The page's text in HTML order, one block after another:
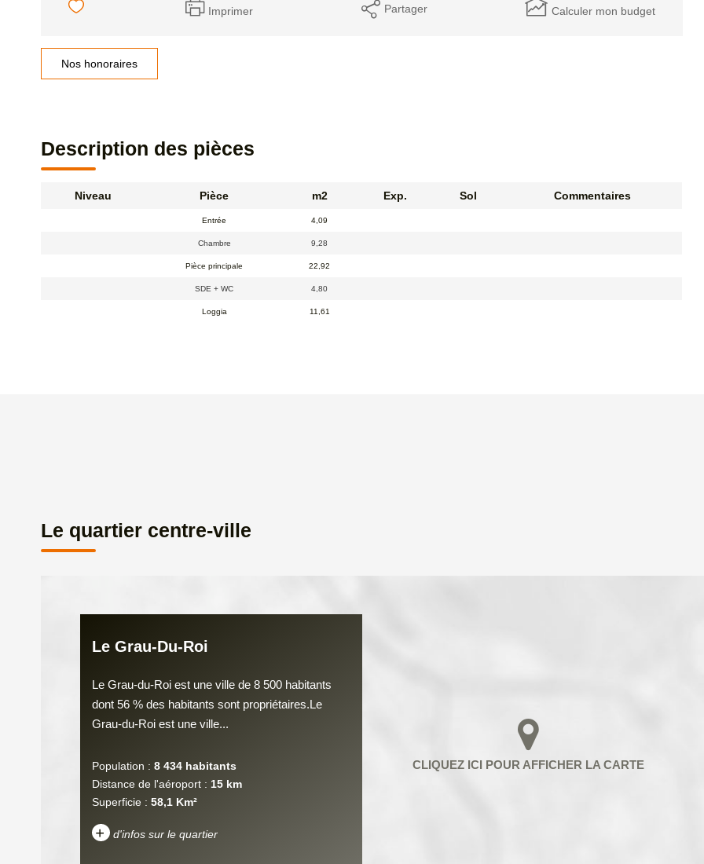
Imprimer Partager Calculer mon budget
Nos honoraires
Description des pièces
Niveau Pièce m2 Exp. Sol Commentaires
Entrée 4,09
Chambre 9,28
Pièce principale 22,92
SDE + WC 4,80
Loggia 11,61
Le quartier centre-ville
Le Grau-Du-Roi
Le Grau-du-Roi est une ville de 8 500 habitants
dont 56 % des habitants sont propriétaires.Le
Grau-du-Roi est une ville...
Population : 8 434 habitants
Distance de l'aéroport : 15 km
Superficie : 58,1 Km²
+ d'infos sur le quartier